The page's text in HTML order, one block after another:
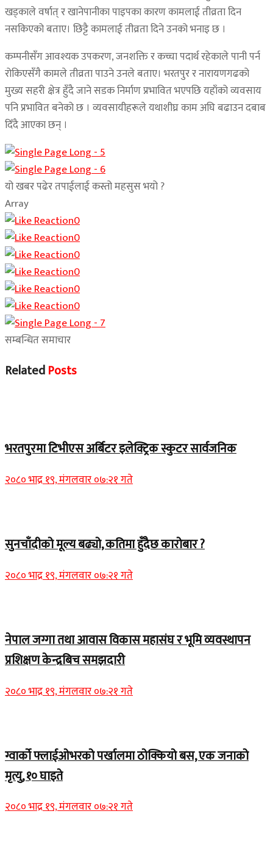
खड्काले वर्षात् र खानेपानीका पाइपका कारण कामलाई तीव्रता दिन
नसकिएको बताए। छिट्टै कामलाई तीव्रता दिने उनको भनाइ छ ।
कम्पनीसँग आवश्यक उपकरण, जनशक्ति र कच्चा पदार्थ रहेकाले पानी पर्न
रोकिएसँगै कामले तीव्रता पाउने उनले बताए। भरतपुर र नारायणगढको
मुख्य सहरी क्षेत्र हुँदै जाने सडक निर्माण प्रभावित भएपछि यहाँको व्यवसाय
पनि प्रभावित बनेको छ । व्यवसायीहरूले यथाशीघ्र काम अघि बढाउन दबाब
दिँदै आएका छन् ।
यो खबर पढेर तपाईलाई कस्तो महसुस भयो ?
Array
0
0
0
0
0
0
सम्बन्धित समाचार
RelatedPosts
भरतपुरमा टिभीएस अर्बिटर इलेक्ट्रिक स्कुटर सार्वजनिक
२०८० भाद्र १९, मंगलवार ०७:२१ गते
सुनचाँदीको मूल्य बढ्यो, कतिमा हुँदैछ कारोबार ?
२०८० भाद्र १९, मंगलवार ०७:२१ गते
नेपाल जग्गा तथा आवास विकास महासंघ र भूमि व्यवस्थापन
प्रशिक्षण केन्द्रबिच समझदारी
२०८० भाद्र १९, मंगलवार ०७:२१ गते
ग्वार्को फ्लाईओभरको पर्खालमा ठोक्कियो बस, एक जनाको
मृत्यु, १० घाइते
२०८० भाद्र १९, मंगलवार ०७:२१ गते